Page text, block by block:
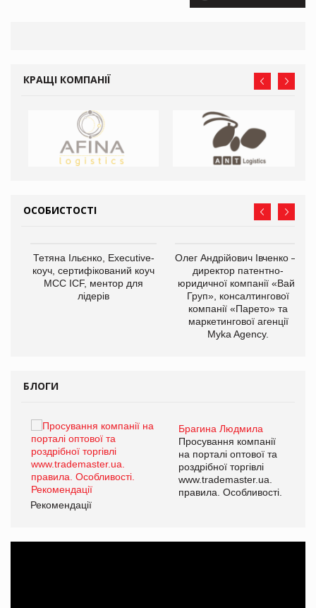
КРАЩІ КОМПАНІЇ
ОСОБИСТОСТІ
Тетяна Ільєнко, Executive-
коуч, сертифікований коуч
МСС ICF, ментор для
лідерів
Олег Андрійович Івченко —
директор патентно-
юридичної компанії «Вайз
Груп», консалтингової
компанії «Парето» та
маркетингової агенції
Myka Agency.
БЛОГИ
Брагина Людмила
Просування компанії
на порталі оптової та
роздрібної торгівлі
www.trademaster.ua.
правила. Особливості.
Рекомендації